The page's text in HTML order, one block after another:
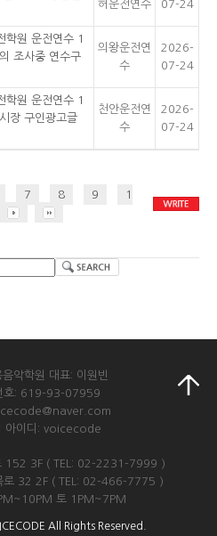
허운전연수
07-24
학원 운전연수 1
조사중 연수구
의왕운전연
수
2026-
07-24
학원 운전연수 1
장 구인광고글
천안운전연
수
2026-
07-24
7 8 9
1
악학원 대표: 이원빈
호: 619-93-07959
아이디: voicecode
152 3F ( TEL: 02-2231-7999 )
로 32 2F ( TEL: 02-466-7775 )
토 1PM~7PM
All Rights Reserved.